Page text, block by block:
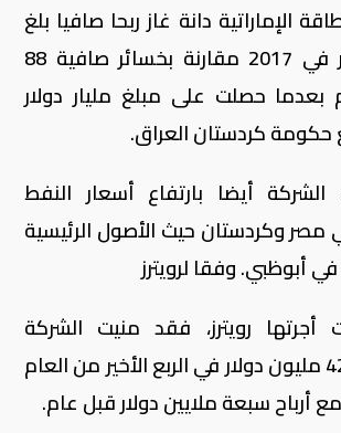
الإماراتية دانة غاز ربحا صافيا بلغ
83 مليون دولار في 2017 مقارنة بخسائر صافية 88
بعدما حصلت على مبلغ مليار دولار
كردستان العراق.
الشركة أيضا بارتفاع أسعار النفط
مصر وكردستان حيث الأصول الرئيسية
أبوظبي. وفقا لرويترز
أجرتها رويترز، فقد منيت الشركة
بخسارة صافية 42 مليون دولار في الربع الأخير من العام
أرباح سبعة ملايين دولار قبل عام.